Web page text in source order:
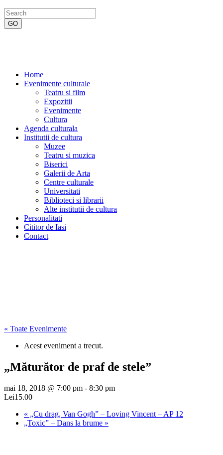
Home
Evenimente culturale
Teatru si film
Expozitii
Evenimente
Cultura
Agenda culturala
Institutii de cultura
Muzee
Teatru si muzica
Biserici
Galerii de Arta
Centre culturale
Universitati
Biblioteci si librarii
Alte institutii de cultura
Personalitati
Cititor de Iasi
Contact
« Toate Evenimente
Acest eveniment a trecut.
„Măturător de praf de stele”
mai 18, 2018 @ 7:00 pm - 8:30 pm
Lei15.00
« „Cu drag, Van Gogh” – Loving Vincent – AP 12
„Toxic” – Dans la brume »